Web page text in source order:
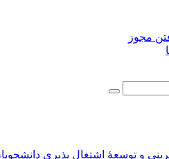
مجوز
و توسعۀ اشتغال پذیری